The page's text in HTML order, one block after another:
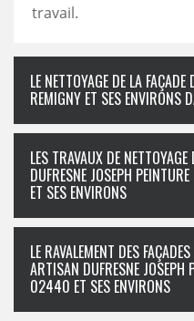
travail.
LE NETTOYAGE DE LA
REMIGNY ET SES ENVIRONS
LES TRAVAUX DE
DUFRESNE JOSEPH
ET SES ENVIRONS
LE RAVALEMENT DES
ARTISAN DUFRESNE
02440 ET SES ENVIRONS